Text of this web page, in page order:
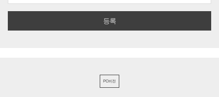
PC버전